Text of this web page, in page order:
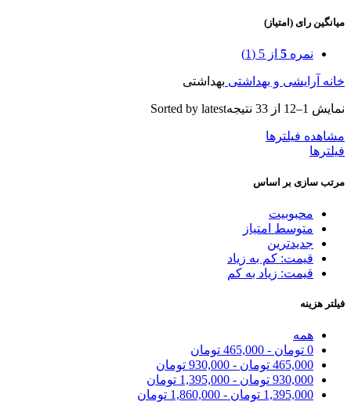
میانگین رای (امتیاز)
نمره 5 از 5 (1)
خانه آرایشی و بهداشتی بهداشتی
نمایش 1–12 از 33 نتیجه Sorted by latest
مشاهده فیلترها
فیلترها
مرتب سازی بر اساس
محبوبیت
متوسط امتیاز
جدیدترین
قیمت: کم به زیاد
قیمت: زیاد به کم
فیلتر هزینه
همه
0 تومان -
465,000 تومان
465,000 تومان -
930,000 تومان
930,000 تومان -
1,395,000 تومان
1,395,000 تومان -
1,860,000 تومان